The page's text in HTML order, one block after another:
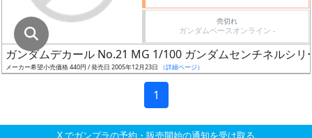
成
形
売切れ
ガンダムベースオンライン -
ガンダムデカール No.21 MG 1/100 ガンダムセンチネルシリ
メーカー希望小売価格 440円 / 発売日 2005年12月23日 （詳細ページ）
1
X でガンプラの予約・販売開始の通知を受け取る